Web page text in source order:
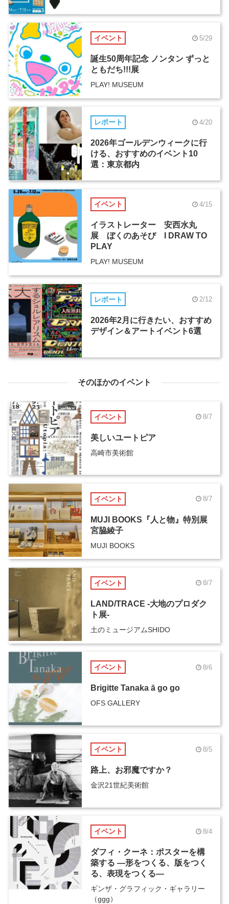
イベント 5/29
誕生50周年記念 ノンタン ずっと
ともだち!!!展
PLAY! MUSEUM
レポート 4/20
2026年ゴールデンウィークに行
ける、おすすめのイベント10
選：東京都内
イベント 4/15
イラストレーター 安西水丸
展 ぼくのあそび I DRAW TO
PLAY
PLAY! MUSEUM
レポート 2/12
2026年2月に行きたい、おすすめ
デザイン＆アートイベント6選
そのほかのイベント
イベント 8/7
美しいユートピア
高崎市美術館
イベント 8/7
MUJI BOOKS『人と物』特別展
宮脇綾子
MUJI BOOKS
イベント 8/7
LAND/TRACE -大地のプロダク
ト展-
土のミュージアムSHIDO
イベント 8/6
Brigitte Tanaka ā go go
OFS GALLERY
イベント 8/5
路上、お邪魔ですか？
金沢21世紀美術館
イベント 8/4
ダフィ・クーネ：ポスターを構
築する ―形をつくる、版をつく
る、表現をつくる―
ギンザ・グラフィック・ギャラリー
（ggg）